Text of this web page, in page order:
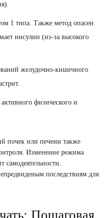
1 типа. Также метод опасен
инсулин (из-за высокого
желудочно-кишечного
физического и
почек или печени также
Изменение режима
самодеятельности.
последствиям для